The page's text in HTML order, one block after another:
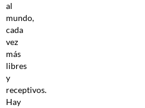
al
mundo,
cada
vez
más
libres
y
receptivos.
Hay